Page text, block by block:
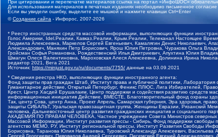
При цитировании и перепечатке материалов ссылка на портал «ИнфоШОС»
Для использования материалов в печатных изданиях необходимо письменное
Если вы увидели ошибку, выделите ее мышкой и нажмите клавиши Ctrl+Enter
©Создание сайта - Инфорос, 2007-2026
* Реестр иностранных средств массовой информации, выполняющих функции
Голос Америки, Idel.Реалии, Кавказ.Реалии, Крым.Реалии, Телеканал Настоящее
Людмила Алексеевна, Маркелов Сергей Евгеньевич, Камалягин Денис Николаевич,
Александрович, Маняхин Петр Борисович, Ярош Юлия Петровна, Чуракова Ольга
Гройсман Софья Романовна, Рождественский Илья Дмитриевич, Апухтина Юлия
Шмагун Олеся Валентиновна, Мароховская Алеся Алексеевна, Долинина Ирина
редактор 2021, Вега 2021
Источник: https://minjust.gov.ru/ru/documents/7755/ данные на 03.09.2021
* Сведения реестра НКО, выполняющих функции иностранного агента:
Фонд защиты прав граждан Штаб, Институт права и публичной политики,
Гуманитарное действие, Открытый Петербург, Феникс ПЛЮС, Лига Избирателей,
Крест, Центр Хасдей Ерушалаим, Центр поддержки и содействия развитию средств
информационных инициатив Действие, ВМЕСТЕ, Благотворительный фонд охраны
Так, центр Сова, центр Анна, Проект Апрель, Самарская губерния, Эра здоровья,
защиты СИБАЛЬТ, Уральская правозащитная группа, Женщины Евразии, Рязанский
человека, Дальневосточный центр развития гражданских инициатив и социального
АКАДЕМИЯ ПО ПРАВАМ ЧЕЛОВЕКА, Частное учреждение Совета Министров северных
Массовой Информации, Институт развития прессы - Сибирь, Фонд поддержки
агентство МЕМО. РУ, Институт региональной прессы, Институт Развития Свободы
Борисовна, Таранова Юлия Николаевна, Туровский Александр Алексеевич,
Сергей Георгиевич, Пивоваров Андрей Сергеевич, Писемский Евгений